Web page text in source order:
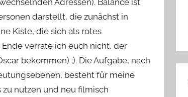
Adressen). Balance ist
darstellt, die zunächst in
Kiste, die sich als rotes
verrate ich euch nicht, der
bekommen) ;). Die Aufgabe, nach
besteht für meine
zu nutzen und neu filmisch